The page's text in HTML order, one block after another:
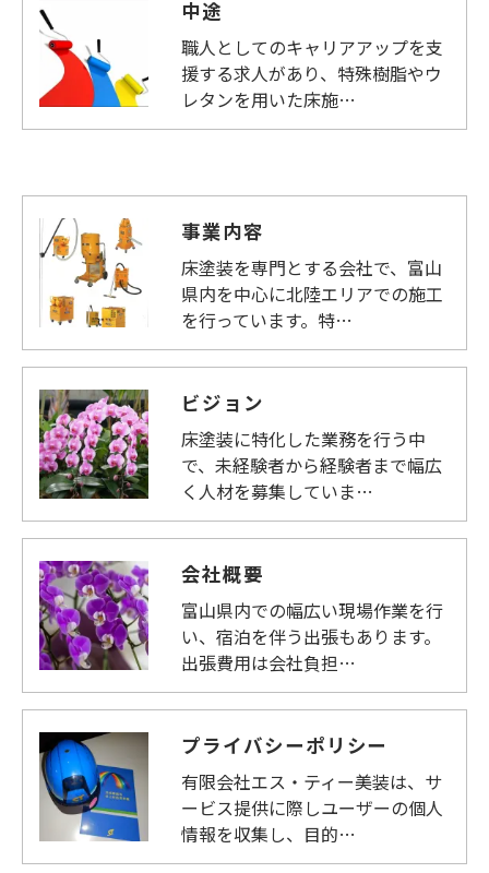
中途
職人としてのキャリアアップを支
援する求人があり、特殊樹脂やウ
レタンを用いた床施…
事業内容
床塗装を専門とする会社で、富山
県内を中心に北陸エリアでの施工
を行っています。特…
ビジョン
床塗装に特化した業務を行う中
で、未経験者から経験者まで幅広
く人材を募集していま…
会社概要
富山県内での幅広い現場作業を行
い、宿泊を伴う出張もあります。
出張費用は会社負担…
プライバシーポリシー
有限会社エス・ティー美装は、サ
ービス提供に際しユーザーの個人
情報を収集し、目的…